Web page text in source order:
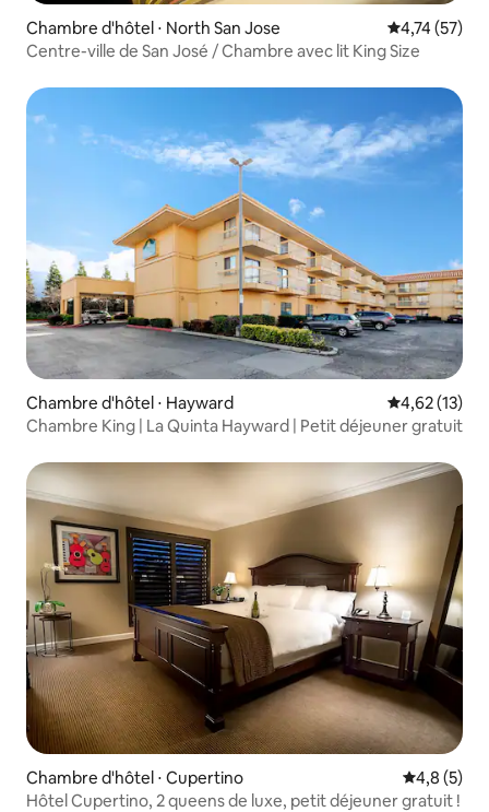
Chambre d'hôtel ⋅ North San Jose Évaluation
4,74 (57)
Centre-ville de San José / Chambre avec lit King Size
Chambre d'hôtel ⋅ Hayward Évaluation
4,62 (13)
Chambre King | La Quinta Hayward | Petit déjeuner gratuit
Chambre d'hôtel ⋅ Cupertino Évaluation
4,8 (5)
Hôtel Cupertino, 2 queens de luxe, petit déjeuner gratuit !